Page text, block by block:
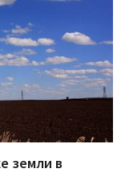
земли в